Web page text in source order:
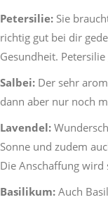
Petersilie: Sie
richtig gut bei dir
Gesundheit.
Salbei: Der sehr
dann aber nur noch
Lavendel:
Sonne und zudem
Die Anschaffung wird
Basilikum: Auch